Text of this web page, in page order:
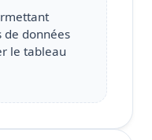
de données
le tableau